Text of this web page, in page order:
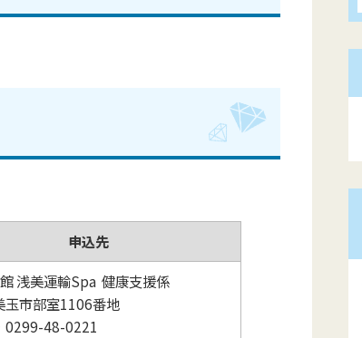
申込先
浅美運輸Spa 健康支援係
玉市部室1106番地
0299-48-0221